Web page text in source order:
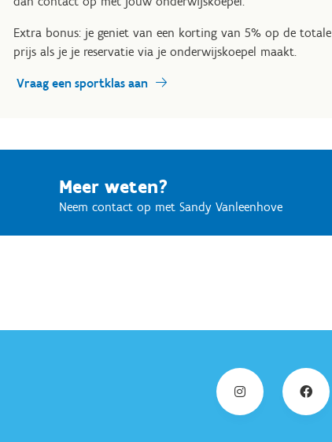
Extra bonus: je geniet van een korting van 5% op de totale
prijs als je je reservatie via je onderwijskoepel maakt.
Vraag een sportklas aan
Meer weten?
Neem contact op met Sandy Vanleenhove